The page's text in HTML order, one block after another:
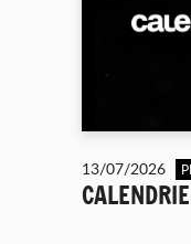
13/07/2026